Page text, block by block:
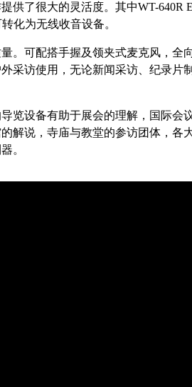
供了很大的灵活度。其中WT-640R
化为无线收音设备。
。可配搭手握及领夹式麦克风，全
采访使用，无论新闻采访、纪录片
览设备有助于展会的理解，国际会
解说，寺庙与教堂的参访团体，各
。